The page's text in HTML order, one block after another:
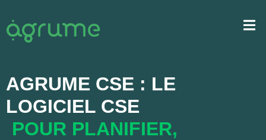
AGRUME CSE : LE
LOGICIEL CSE
POUR PLANIFIER,